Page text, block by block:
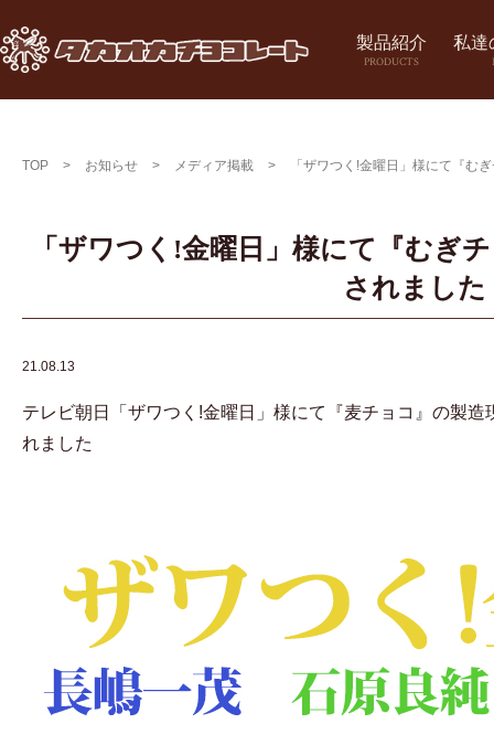
製品紹介
PRODUCTS
私達
TOP > お知らせ > メディア掲載 > 「ザワつく!金曜日」様にて『む
「ザワつく!金曜日」様にて『むぎ
されました
21.08.13
テレビ朝日「ザワつく!金曜日」様にて『麦チョコ』の製
れました